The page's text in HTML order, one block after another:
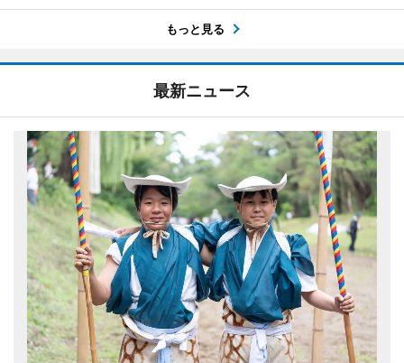
もっと見る
最新ニュース